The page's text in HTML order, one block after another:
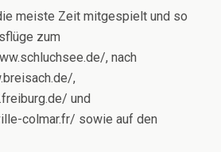
meiste Zeit mitgespielt und so
zum
, nach
,
und
colmar.fr/ sowie auf den